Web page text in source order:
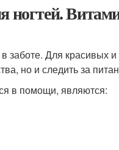
ногтей.
заботе. Для красивых
но и следить за
в помощи, являются: